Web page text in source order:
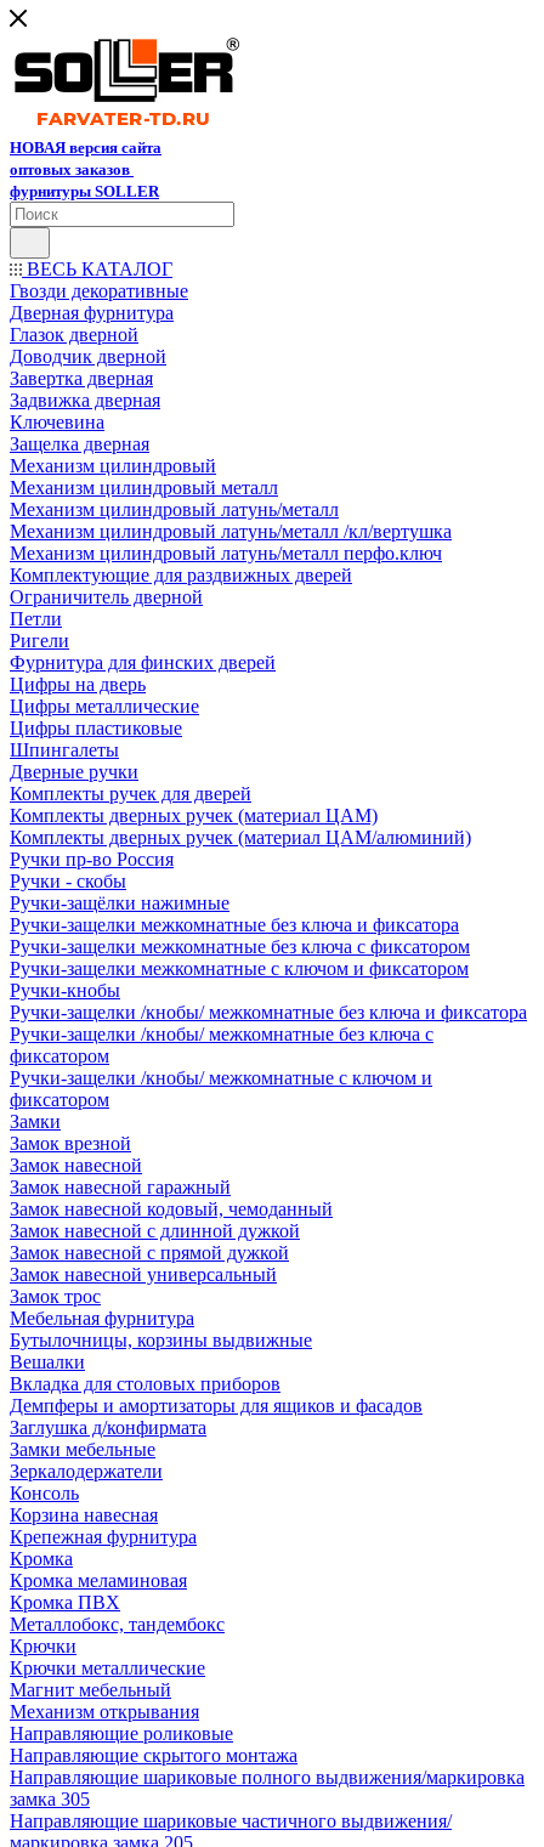
НОВАЯ версия сайта
оптовых заказов
фурнитуры SOLLER
ВЕСЬ КАТАЛОГ
Гвозди декоративные
Дверная фурнитура
Глазок дверной
Доводчик дверной
Завертка дверная
Задвижка дверная
Ключевина
Защелка дверная
Механизм цилиндровый
Механизм цилиндровый металл
Механизм цилиндровый латунь/металл
Механизм цилиндровый латунь/металл /кл/вертушка
Механизм цилиндровый латунь/металл перфо.ключ
Комплектующие для раздвижных дверей
Ограничитель дверной
Петли
Ригели
Фурнитура для финских дверей
Цифры на дверь
Цифры металлические
Цифры пластиковые
Шпингалеты
Дверные ручки
Комплекты ручек для дверей
Комплекты дверных ручек (материал ЦАМ)
Комплекты дверных ручек (материал ЦАМ/алюминий)
Ручки пр-во Россия
Ручки - скобы
Ручки-защёлки нажимные
Ручки-защелки межкомнатные без ключа и фиксатора
Ручки-защелки межкомнатные без ключа с фиксатором
Ручки-защелки межкомнатные с ключом и фиксатором
Ручки-кнобы
Ручки-защелки /кнобы/ межкомнатные без ключа и фиксатора
Ручки-защелки /кнобы/ межкомнатные без ключа с
фиксатором
Ручки-защелки /кнобы/ межкомнатные с ключом и
фиксатором
Замки
Замок врезной
Замок навесной
Замок навесной гаражный
Замок навесной кодовый, чемоданный
Замок навесной с длинной дужкой
Замок навесной с прямой дужкой
Замок навесной универсальный
Замок трос
Мебельная фурнитура
Бутылочницы, корзины выдвижные
Вешалки
Вкладка для столовых приборов
Демпферы и амортизаторы для ящиков и фасадов
Заглушка д/конфирмата
Замки мебельные
Зеркалодержатели
Консоль
Корзина навесная
Крепежная фурнитура
Кромка
Кромка меламиновая
Кромка ПВХ
Металлобокс, тандембокс
Крючки
Крючки металлические
Магнит мебельный
Механизм открывания
Направляющие роликовые
Направляющие скрытого монтажа
Направляющие шариковые полного выдвижения/маркировка
замка 305
Направляющие шариковые частичного выдвижения/
маркировка замка 205